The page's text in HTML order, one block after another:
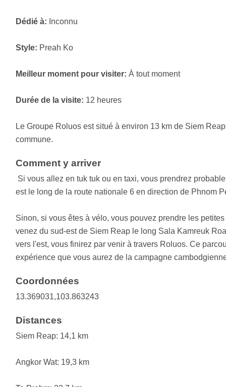
Dédié à: Inconnu
Style: Preah Ko
Meilleur moment pour visiter: À tout moment
Durée de la visite: 12 heures
Le Groupe Roluos est situé à environ 13 km de Siem
commune.
Comment y arriver
Si vous allez en tuk tuk ou en taxi, vous prendrez
est le long de la route nationale 6 en direction de Phnom
Sinon, si vous êtes à vélo, vous pouvez prendre les
venez du sud-est de Siem Reap le long Sala Kamreuk
vers l'est, vous finirez par venir à travers Roluos. Ce
expérience que vous aurez de la campagne
Coordonnées
13.369031,103.863243
Distances
Siem Reap: 14,1 km
Angkor Wat: 19,3 km